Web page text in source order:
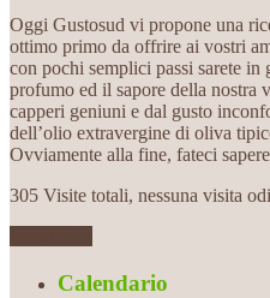
Oggi Gustosud vi propone una
ottimo primo da offrire ai vostri
con pochi semplici passi sarete in
profumo ed il sapore della nostra
capperi geniuni e dal gusto
dell’olio extravergine di oliva
Ovviamente alla fine, fateci
305 Visite totali, nessuna visita
Calendario